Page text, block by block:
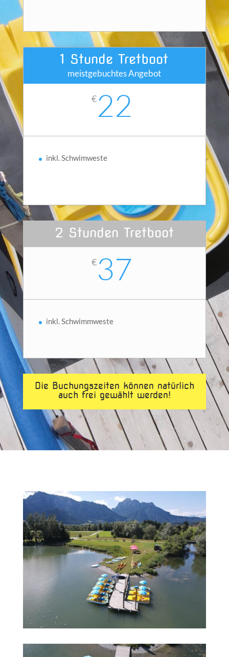
1 Stunde Tretboot
meistgebuchtes Angebot
€22
inkl. Schwimweste
2 Stunden Tretboot
€37
inkl. Schwimmweste
Die Buchungszeiten können natürlich
auch frei gewählt werden!